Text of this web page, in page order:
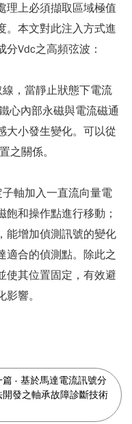
理上必須擷取區域極值
。本文對此注入方式進
Vdc之高頻弦波：
，當靜止狀態下電流
心內部永磁與電流磁通
大小發生變化。可以從
之關係。
軸加入一直流向量電
和操作點進行移動；
能增加偵測訊號的變化
適合的偵測點。除此之
使其位置固定，有效避
響。
篇 -基於馬達電流訊號分
開發之軸承故障診斷技術